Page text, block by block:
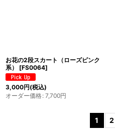
お花の2段スカート（ローズピンク
系）
[FS0064]
3,000円(税込)
オーダー価格: 7,700円
1 2